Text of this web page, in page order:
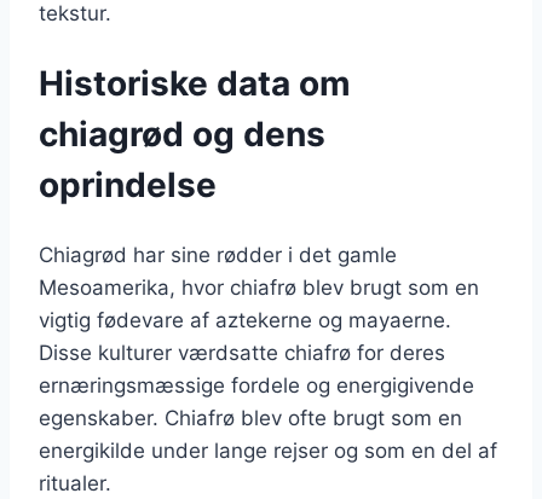
tekstur.
Historiske data om
chiagrød og dens
oprindelse
Chiagrød har sine rødder i det gamle
Mesoamerika, hvor chiafrø blev brugt som en
vigtig fødevare af aztekerne og mayaerne.
Disse kulturer værdsatte chiafrø for deres
ernæringsmæssige fordele og energigivende
egenskaber. Chiafrø blev ofte brugt som en
energikilde under lange rejser og som en del af
ritualer.